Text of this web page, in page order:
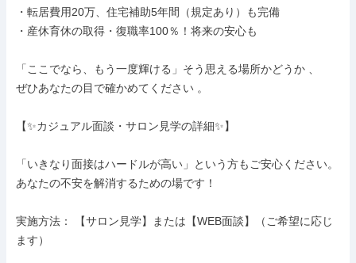
・転居費用20万、住宅補助5年間（規定あり）も完備
・産休育休の取得・復職率100％！将来の安心も
「ここでなら、もう一度輝ける」そう思える場所かどうか 、
ぜひあなたの目で確かめてください 。
【✨カジュアル面談・サロン見学の詳細✨】
「いきなり面接はハードルが高い」という方もご安心ください。
あなたの不安を解消するための場です！
実施方法： 【サロン見学】または【WEB面談】（ご希望に応じ
ます）